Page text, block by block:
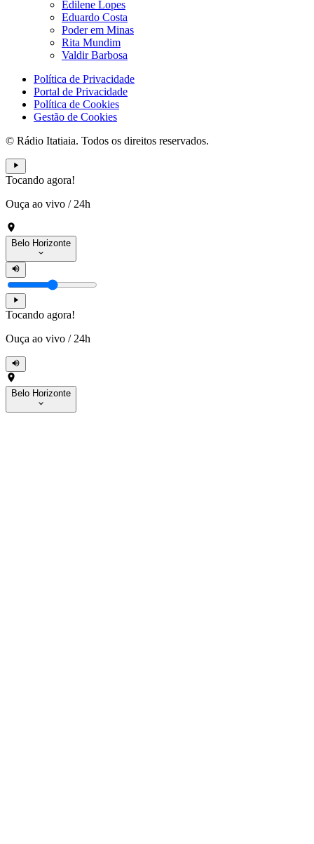
Edilene Lopes
Eduardo Costa
Poder em Minas
Rita Mundim
Valdir Barbosa
Política de Privacidade
Portal de Privacidade
Política de Cookies
Gestão de Cookies
© Rádio Itatiaia. Todos os direitos reservados.
Tocando agora!
Ouça ao vivo / 24h
Belo Horizonte
Tocando agora!
Ouça ao vivo / 24h
Belo Horizonte